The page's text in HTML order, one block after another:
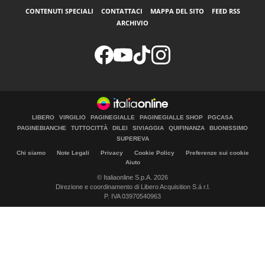
CONTENUTI SPECIALI CONTATTACI MAPPA DEL SITO
FEED RSS
ARCHIVIO
LIBERO VIRGILIO PAGINEGIALLE PAGINEGIALLE SHOP
PGCASA
PAGINEBIANCHE
TUTTOCITTÀ DILEI SIVIAGGIA QUIFINANZA
BUONISSIMO
SUPEREVA
Chi siamo Note Legali Privacy Cookie Policy
Preferenze sui cookie
Aiuto
© Italiaonline S.p.A. 2026
Direzione e coordinamento di Libero Acquisition S.á r.l.
P. IVA 03970540963